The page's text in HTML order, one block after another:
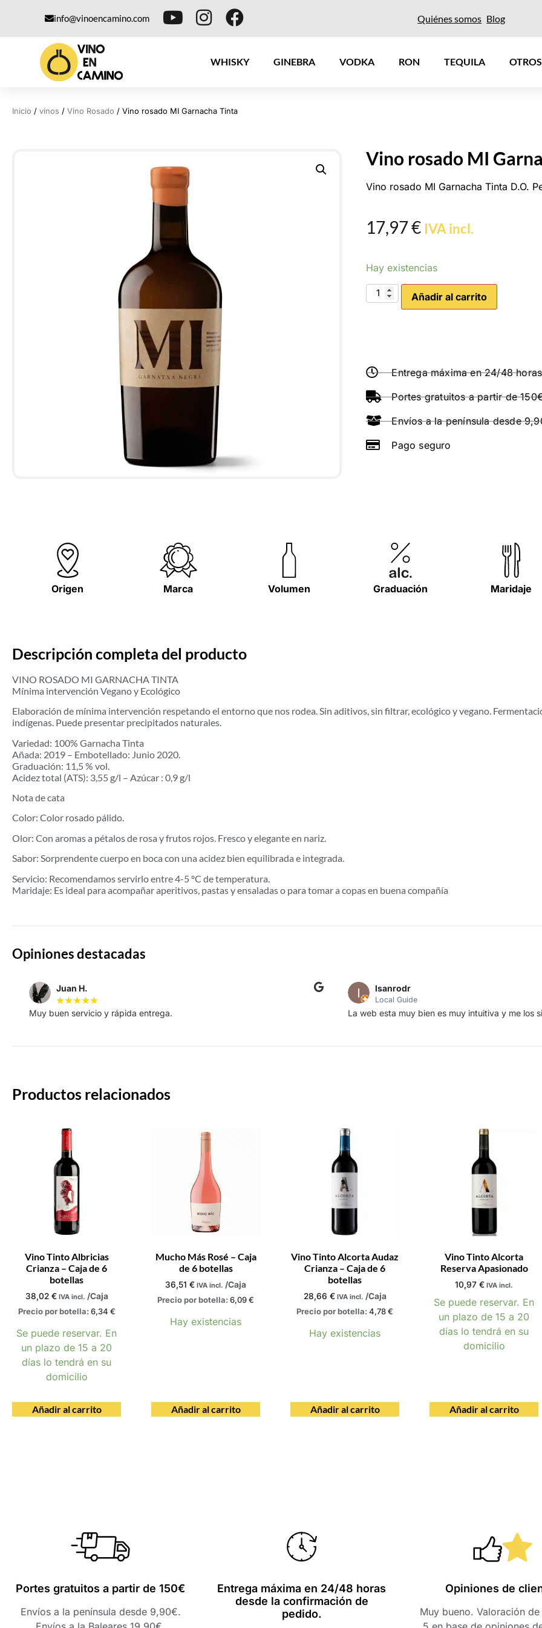
info@vinoencamino.com Quiénes somos Blog
WHISKY GINEBRA VODKA RON TEQUILA
Inicio / vinos / Vino Rosado / Vino rosado MI Garnacha Tinta
Vino rosado MI
Vino rosado MI Garnacha Tinta D.O.
17,97€ IVA incl.
Hay existencias
Añadir al carrito
Entrega máxima en 24/48 horas
Portes gratuitos a partir de
Envíos a la península desde
Pago seguro
Origen Marca Volumen Graduación Maridaje
Descripción completa del producto
VINO ROSADO MI GARNACHA TINTA
Mínima intervención Vegano y Ecológico
Elaboración de mínima intervención respetando el entorno que nos rodea. Sin aditivos, sin filtrar, ecológico y vegano.
indígenas. Puede presentar precipitados naturales.
Variedad: 100% Garnacha Tinta
Añada: 2019 – Embotellado: Junio 2020.
Graduación: 11,5 % vol.
Acidez total (ATS): 3,55 g/l – Azúcar : 0,9 g/l
Nota de cata
Color: Color rosado pálido.
Olor: Con aromas a pétalos de rosa y frutos rojos. Fresco y elegante en nariz.
Sabor: Sorprendente cuerpo en boca con una acidez bien equilibrada e integrada.
Servicio: Recomendamos servirlo entre 4-5 ºC de temperatura.
Maridaje: Es ideal para acompañar aperitivos, pastas y ensaladas o para tomar a copas en buena compañía
Opiniones destacadas
lsanrodr
Local Guide
La web esta muy bien es muy intuitiva y me los sirvieron muy rápido.
Francisco García Raya
Una web muy fácil y con productos muy
Muchas gracias por la rapidez de envío.
Productos relacionados
Vino Tinto Albricias
Crianza – Caja de 6
botellas
38,02 € IVA incl. /Caja
Precio por botella: 6,34 €
Se puede reservar. En
un plazo de 15 a 20
días lo tendrá en su
domicilio
Añadir al carrito
Mucho Más Rosé – Caja
de 6 botellas
36,51 € IVA incl. /Caja
Precio por botella: 6,09€
Hay existencias
Añadir al carrito
Vino Tinto Alcorta Audaz
Crianza – Caja de 6
botellas
28,66 € IVA incl. /Caja
Precio por botella: 4,78€
Hay existencias
Añadir al carrito
Vino Tinto Alcorta
Reserva Apasionado
10,97 € IVA incl.
Se puede reservar. En
un plazo de 15 a 20
días lo tendrá en su
domicilio
Añadir al carrito
Portes gratuitos a partir de 150€
Envíos a la península desde 9,90€.
Entrega máxima en 24/48 horas
desde la confirmación de
pedido.
Opiniones de
Muy bueno. Valoración
Una web muy fácil y con
whisky. Muchas gracias
por la rapidez de envío.
Hola, mi
acaba de
brindan.